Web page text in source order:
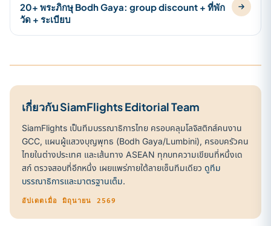
20+ พระภิกษุ Bodh Gaya: group discount + ที่พัก
วัด + ระเบียบ
เกี่ยวกับ SiamFlights Editorial Team
SiamFlights เป็นทีมบรรณาธิการไทย ครอบคลุมโลจิสติกส์คนงาน
GCC, แผนผู้แสวงบุญพุทธ (Bodh Gaya/Lumbini), ครอบครัวคน
ไทยในต่างประเทศ และเส้นทาง ASEAN ทุกบทความเขียนที่หนึ่งเด
สก์ ตรวจสอบที่อีกหนึ่ง เผยแพร่ภายใต้ลายเซ็นทีมเดียว ดูทีม
บรรณาธิการและมาตรฐานเต็ม.
อัปเดตเมื่อ มิถุนายน 2569